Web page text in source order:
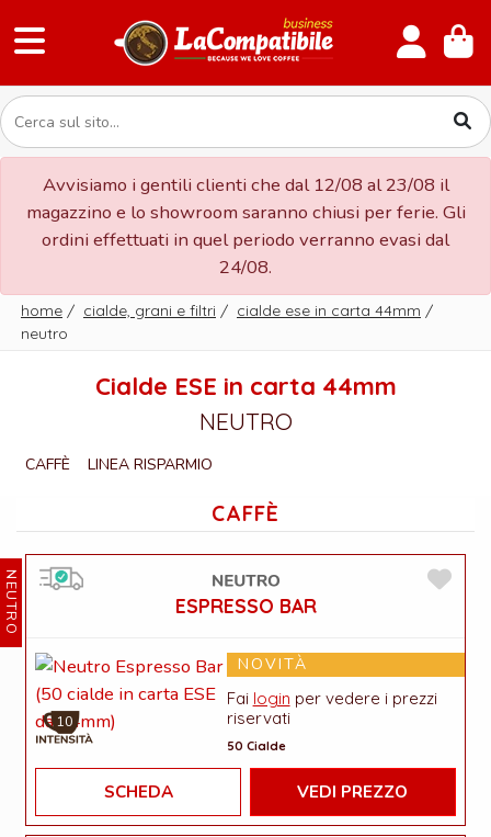
Avvisiamo i gentili clienti che dal 12/08 al 23/08 il
magazzino e lo showroom saranno chiusi per ferie. Gli
ordini effettuati in quel periodo verranno evasi dal
24/08.
home / cialde, grani e filtri / cialde ese in carta 44mm /
neutro
Cialde ESE in carta 44mm
NEUTRO
CAFFÈ LINEA RISPARMIO
CAFFÈ
NEUTRO ESPRESSO BAR
10
NOVITÀ
Fai login per vedere i prezzi
riservati
50 Cialde
SCHEDA VEDI PREZZO